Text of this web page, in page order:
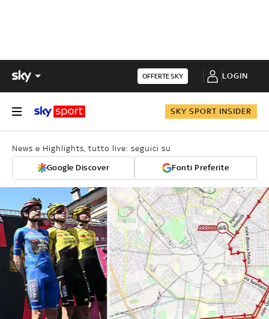
OFFERTE SKY LOGIN
SKY SPORT INSIDER
News e Highlights, tutto live: seguici su
Google Discover Fonti Preferite